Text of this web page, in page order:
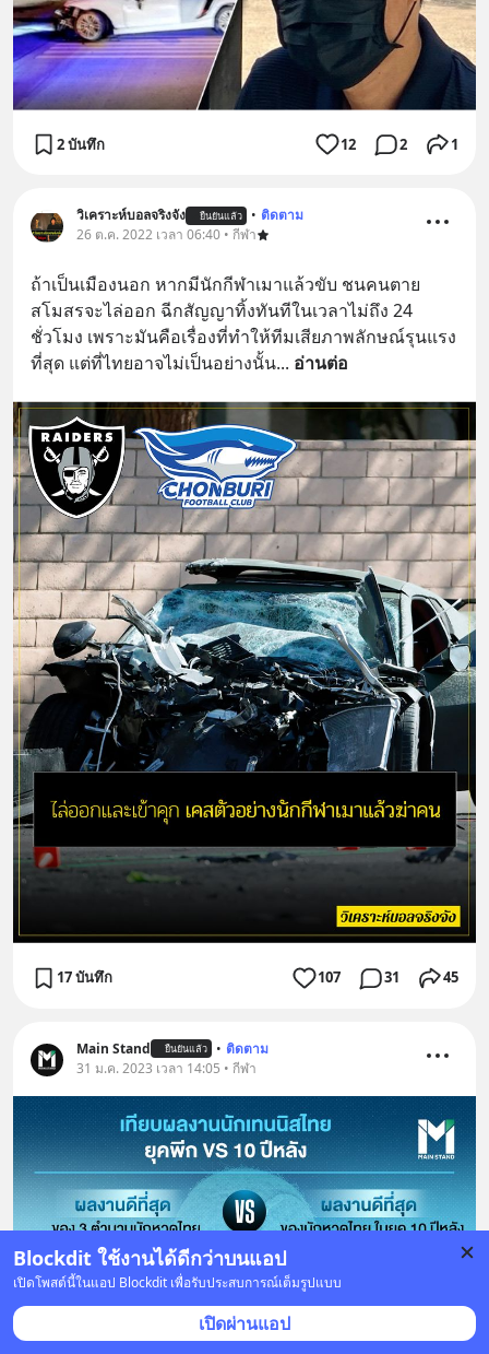
Blockdit ใช้งานได้ดีกว่าบนแอป
เปิดโพสต์นี้ในแอป Blockdit เพื่อรับประสบการณ์เต็มรูปแบบ
เปิดผ่านแอป
2 บันทึก 12 2 1
วิเคราะห์บอลจริงจัง ยืนยันแล้ว • ติดตาม
26 ต.ค. 2022 เวลา 06:40 • กีฬา
ถ้าเป็นเมืองนอก หากมีนักกีฬาเมาแล้วขับ ชนคนตาย
สโมสรจะไล่ออก ฉีกสัญญาทิ้งทันทีในเวลาไม่ถึง 24
ชั่วโมง เพราะมันคือเรื่องที่ทำให้ทีมเสียภาพลักษณ์รุนแรง
ที่สุด แต่ที่ไทยอาจไม่เป็นอย่างนั้น... อ่านต่อ
17 บันทึก 107 31 45
Main Stand ยืนยันแล้ว • ติดตาม
31 ม.ค. 2023 เวลา 14:05 • กีฬา